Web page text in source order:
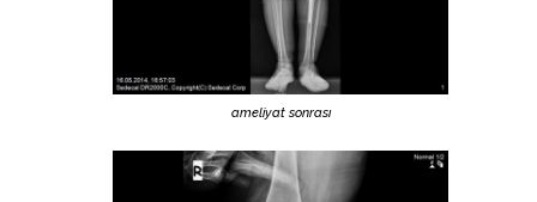
ameliyat sonrası